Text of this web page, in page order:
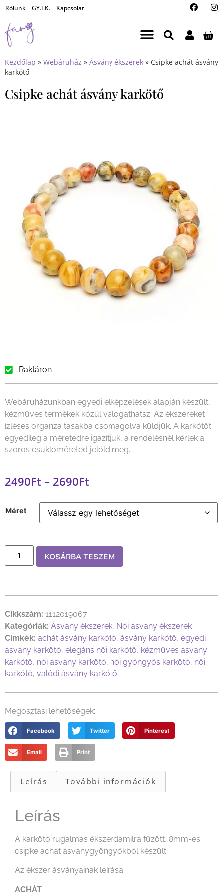
Rólunk GY.I.K. Kapcsolat
Kezdőlap » Webáruház » Ásvány ékszerek » Csipke achát ásvány
karkötő
Csipke achát ásvány karkötő
Raktáron
Webáruházunkban egyedi elképzelések alapján készült,
kézműves termékek közül válogathatsz. Az ékszereket
ízléses organza tasakba csomagolva küldjük. A karkötőt
egyedileg a méretedre igazítjuk, a rendelésnél kérlek a
szoros csuklóméreted jelöld meg.
2490Ft – 2690Ft
Méret
KOSÁRBA TESZEM
Cikkszám: 1112019067
Kategóriák: Ásvány ékszerek, Női ásvány ékszerek
Címkék: achát ásvány karkötő, ásvány karkötő, egyedi
ásvány karkötő, elegáns női karkötő, kézműves ásvány
karkötő, női ásvány karkötő, női gyöngyös karkötő, női
karkötő, valódi ásvány karkötő
Megosztási lehetőségek:
Facebook Twitter Pinterest
Email Print
Leírás További információk
Leírás
A karkötő rugalmas ékszerdamilra fűzött, 8mm-es
csipke achát ásványgyöngyökből készült.
Az ékszer ásványainak leírása:
ACHÁT